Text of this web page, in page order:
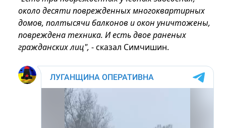
около десяти поврежденных многоквартирных
домов, полтысячи балконов и окон уничтожены,
повреждена техника. И есть двое раненых
гражданских лиц", - сказал Симчишин.